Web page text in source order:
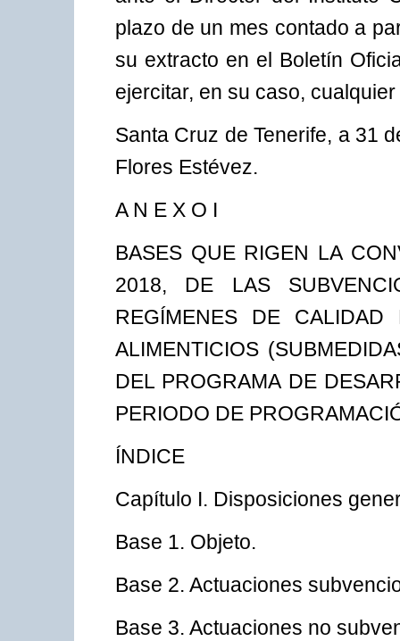
plazo de un mes contado a
su extracto en el Boletín
ejercitar, en su caso,
Santa Cruz de Tenerife, a 31
Flores Estévez.
A N E X O I
BASES QUE RIGEN LA
2018, DE LAS
REGÍMENES DE
ALIMENTICIOS
DEL PROGRAMA DE
PERIODO DE
ÍNDICE
Capítulo I. Disposiciones
Base 1. Objeto.
Base 2. Actuaciones
Base 3. Actuaciones no